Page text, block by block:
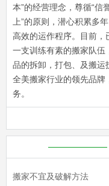
本”的经营理念，尊循“信
上”的原则，潜心积累多
高效的运作程序。目前
一支训练有素的搬家队伍
品的拆卸，打包、及搬
全美搬家行业的领先品牌
务。
搬家不宜及破解方法